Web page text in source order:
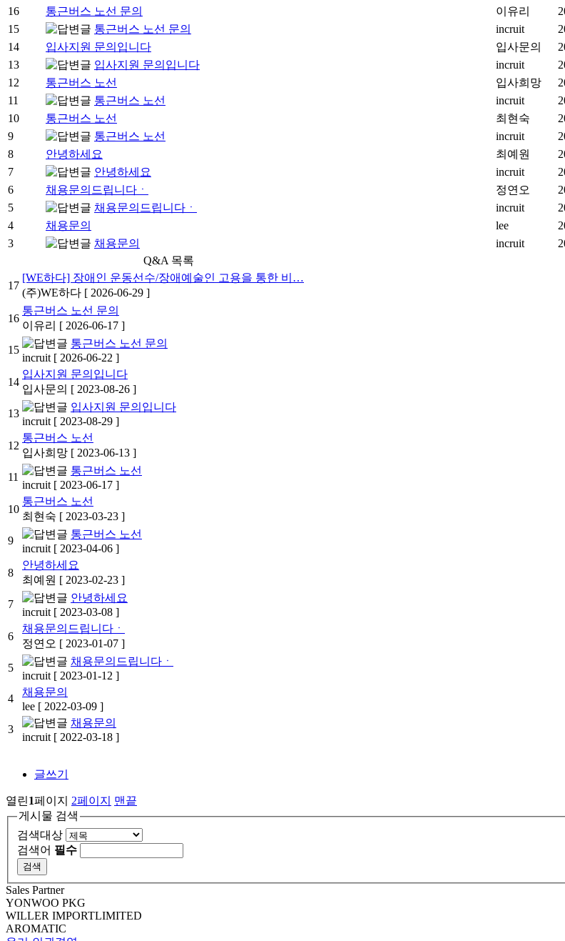
16
통근버스 노선 문의 이유리
15
통근버스 노선 문의 incruit
14
입사지원 문의입니다 입사문의
13
입사지원 문의입니다 incruit
12
통근버스 노선 입사희망
11
통근버스 노선 incruit
10
통근버스 노선 최현숙
9
통근버스 노선 incruit
8
안녕하세요 최예원
7
안녕하세요 incruit
6
채용문의드립니다ㆍ 정연오
5
채용문의드립니다ㆍ incruit
4
채용문의 lee
3
채용문의 incruit
Q&A 목록
17
[WE하다] 장애인 운동선수/장애예술인 고용을 통한 비…
(주)WE하다 [ 2026-06-29 ]
16
통근버스 노선 문의
이유리 [ 2026-06-17 ]
15
통근버스 노선 문의
incruit [ 2026-06-22 ]
14
입사지원 문의입니다
입사문의 [ 2023-08-26 ]
13
입사지원 문의입니다
incruit [ 2023-08-29 ]
12
통근버스 노선
입사희망 [ 2023-06-13 ]
11
통근버스 노선
incruit [ 2023-06-17 ]
10
통근버스 노선
최현숙 [ 2023-03-23 ]
9
통근버스 노선
incruit [ 2023-04-06 ]
8
안녕하세요
최예원 [ 2023-02-23 ]
7
안녕하세요
incruit [ 2023-03-08 ]
6
채용문의드립니다ㆍ
정연오 [ 2023-01-07 ]
5
채용문의드립니다ㆍ
incruit [ 2023-01-12 ]
4
채용문의
lee [ 2022-03-09 ]
3
채용문의
incruit [ 2022-03-18 ]
글쓰기
열린1페이지 2페이지
맨끝
게시물 검색
검색대상
검색어 필수
Sales Partner
YONWOO PKG
WILLER IMPORTLIMITED
AROMATIC